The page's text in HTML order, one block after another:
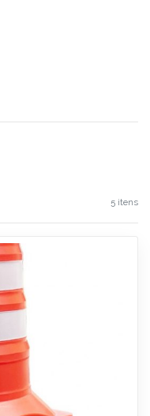
5 itens